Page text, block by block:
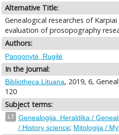
Alternative Title:
Genealogical researches of
evaluation of prosopography
Authors:
Pangonytė, Rugilė
In the Journal:
Bibliotheca Lituana, 2019, 6,
120
Subject terms:
LT Genealogija. Heraldika /
/ History science; Mitologija /